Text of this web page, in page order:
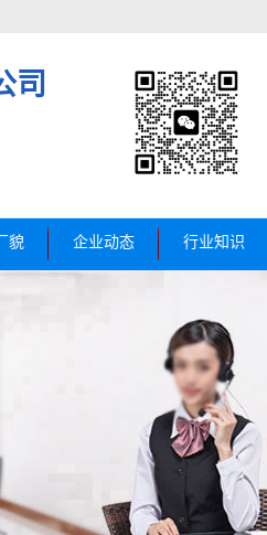
司
貌 企业动态 行业知识